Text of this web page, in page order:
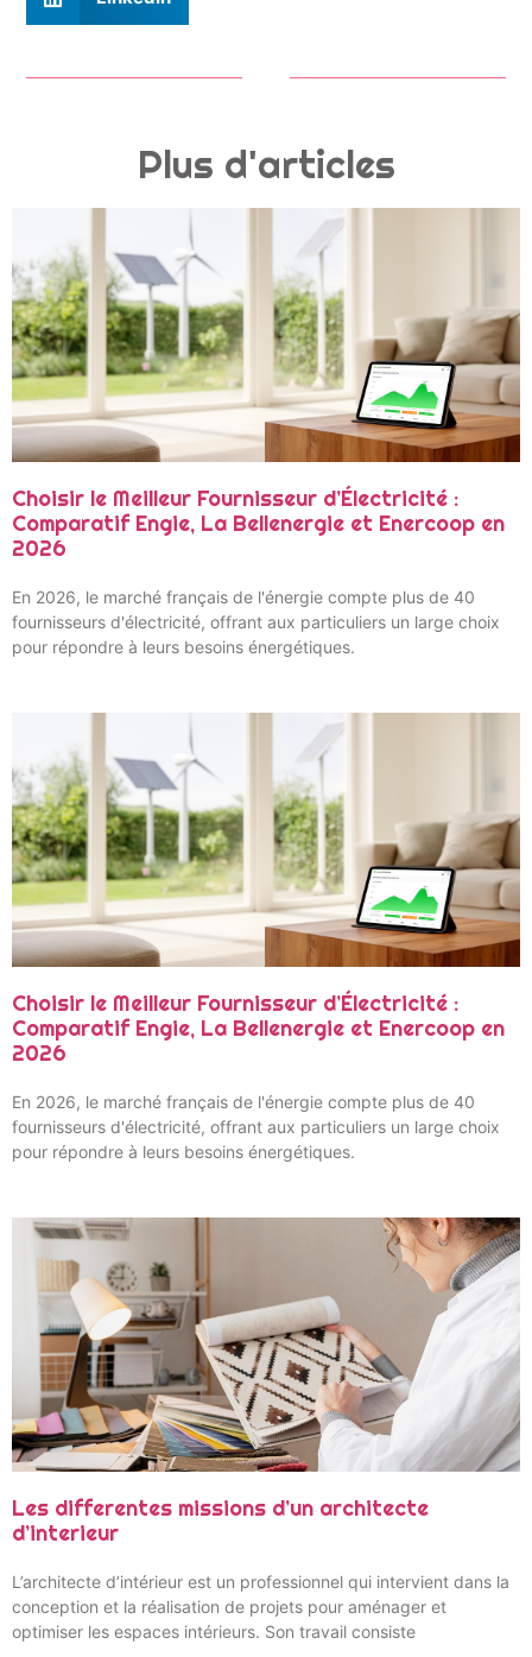
Plus d'articles
Choisir le Meilleur Fournisseur d’Électricité :
Comparatif Engie, La Bellenergie et Enercoop en
2026
En 2026, le marché français de l'énergie compte plus de 40
fournisseurs d'électricité, offrant aux particuliers un large choix
pour répondre à leurs besoins énergétiques.
Choisir le Meilleur Fournisseur d’Électricité :
Comparatif Engie, La Bellenergie et Enercoop en
2026
En 2026, le marché français de l'énergie compte plus de 40
fournisseurs d'électricité, offrant aux particuliers un large choix
pour répondre à leurs besoins énergétiques.
Les differentes missions d’un architecte
d’interieur
L’architecte d’intérieur est un professionnel qui intervient dans la
conception et la réalisation de projets pour aménager et
optimiser les espaces intérieurs. Son travail consiste